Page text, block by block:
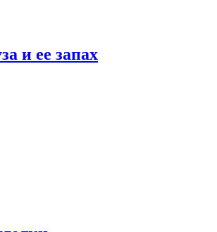
и ее запах